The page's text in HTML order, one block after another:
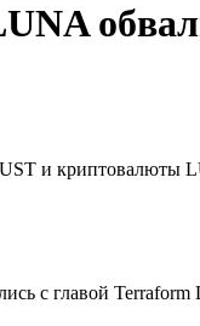
UST и криптовалюты
с главой Terraform